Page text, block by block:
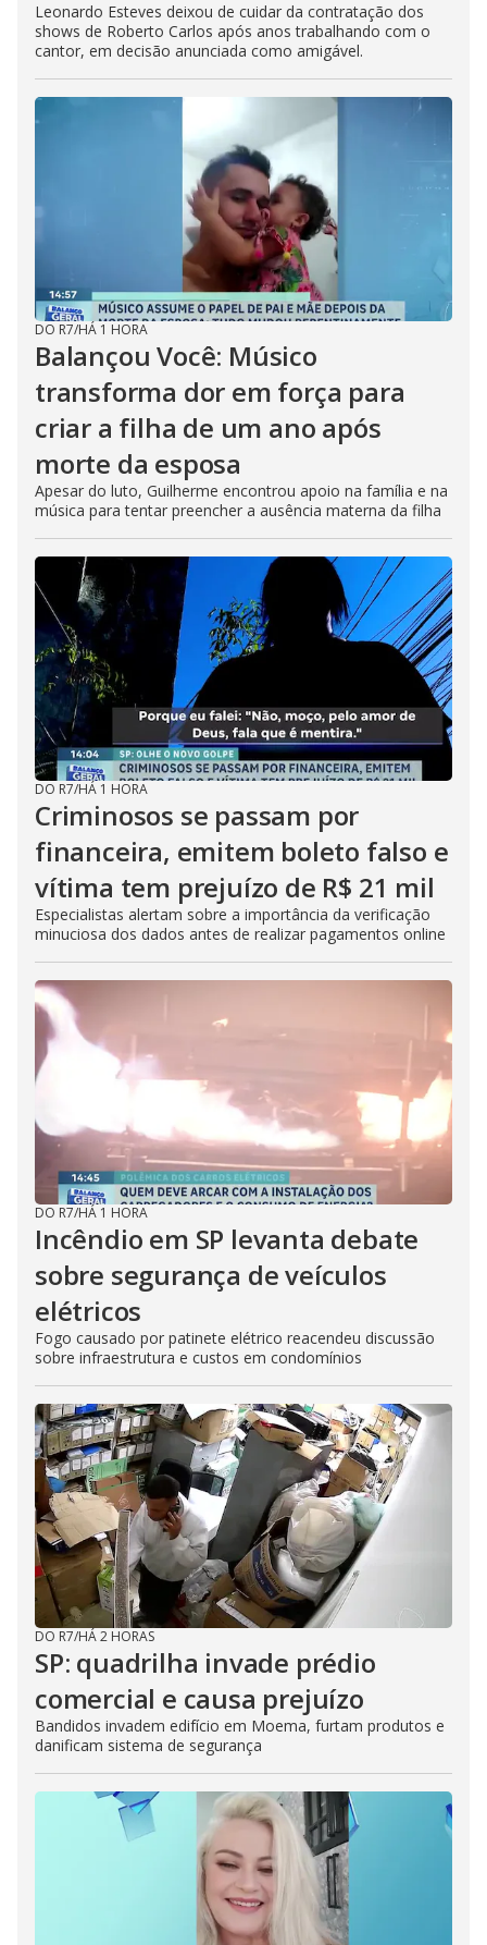
Leonardo Esteves deixou de cuidar da contratação dos
shows de Roberto Carlos após anos trabalhando com o
cantor, em decisão anunciada como amigável.
DO R7/HÁ 1 HORA
Balançou Você: Músico
transforma dor em força para
criar a filha de um ano após
morte da esposa
Apesar do luto, Guilherme encontrou apoio na família e na
música para tentar preencher a ausência materna da filha
DO R7/HÁ 1 HORA
Criminosos se passam por
financeira, emitem boleto falso e
vítima tem prejuízo de R$ 21 mil
Especialistas alertam sobre a importância da verificação
minuciosa dos dados antes de realizar pagamentos online
DO R7/HÁ 1 HORA
Incêndio em SP levanta debate
sobre segurança de veículos
elétricos
Fogo causado por patinete elétrico reacendeu discussão
sobre infraestrutura e custos em condomínios
DO R7/HÁ 2 HORAS
SP: quadrilha invade prédio
comercial e causa prejuízo
Bandidos invadem edifício em Moema, furtam produtos e
danificam sistema de segurança